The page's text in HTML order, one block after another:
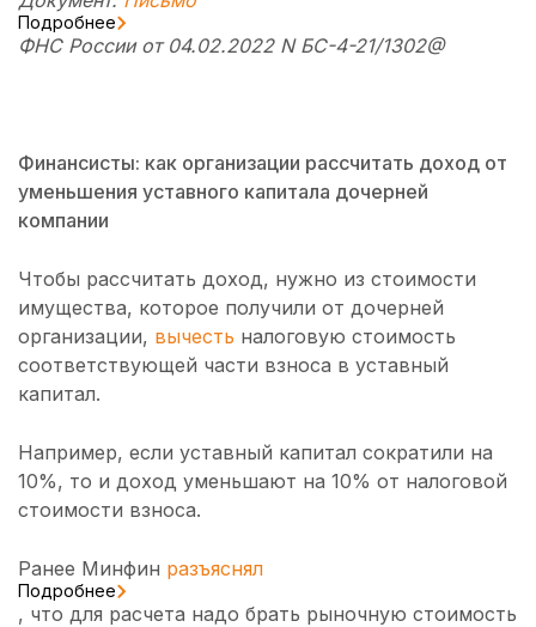
Подробнее
ФНС России от 04.02.2022 N БС-4-21/1302@
Финансисты: как организации рассчитать доход от
уменьшения уставного капитала дочерней
компании
Чтобы рассчитать доход, нужно из стоимости
имущества, которое получили от дочерней
организации, вычесть налоговую стоимость
соответствующей части взноса в уставный
капитал.
Например, если уставный капитал сократили на
10%, то и доход уменьшают на 10% от налоговой
стоимости взноса.
Ранее Минфин разъяснял
Подробнее
, что для расчета надо брать рыночную стоимость